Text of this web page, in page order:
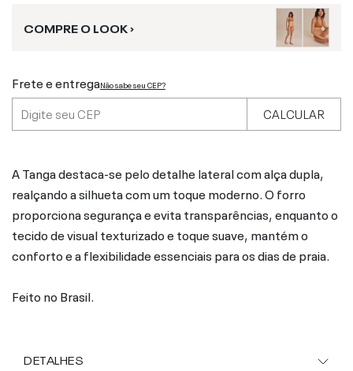
COMPRE O LOOK ›
Frete e entregaNão sabe seu CEP?
CALCULAR
A Tanga destaca-se pelo detalhe lateral com alça dupla,
realçando a silhueta com um toque moderno. O forro
proporciona segurança e evita transparências, enquanto o
tecido de visual texturizado e toque suave, mantém o
conforto e a flexibilidade essenciais para os dias de praia.
Feito no Brasil.
DETALHES